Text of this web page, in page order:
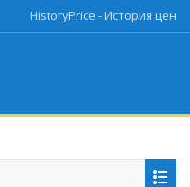
HistoryPrice - История цен